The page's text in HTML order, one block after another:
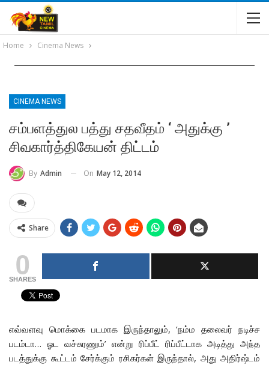
Home Cinema News
CINEMA NEWS
சம்பளத்துல பத்து சதவீதம் ‘ அதுக்கு ’
சிவகார்த்திகேயன் திட்டம்
By Admin On May 12, 2014
Share
0
SHARES
எவ்வளவு மொக்கை படமாக இருந்தாலும், ‘நம்ம தலைவர் நடிச்ச
படம்டா… ஓட வச்சுரணும்’ என்று ரிப்பீட் ரிப்பீட்டாக அடித்து அந்த
படத்துக்கு கூட்டம் சேர்க்கும் ரசிகர்கள் இருந்தால், அது அதிர்ஷ்டம்